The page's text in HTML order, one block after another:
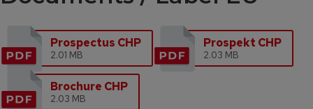
Prospectus CHP
2.01 MB
Prospekt CHP
2.03 MB
Brochure CHP
2.03 MB